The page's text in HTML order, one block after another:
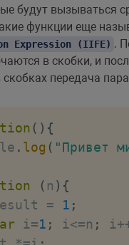
будут вызываться
функции еще
Expression (IIFE) .
в скобки, и
передача
( ) {
. log ( "Привет
( n ) {
= 1 ;
i=1 ; i<=n ; i